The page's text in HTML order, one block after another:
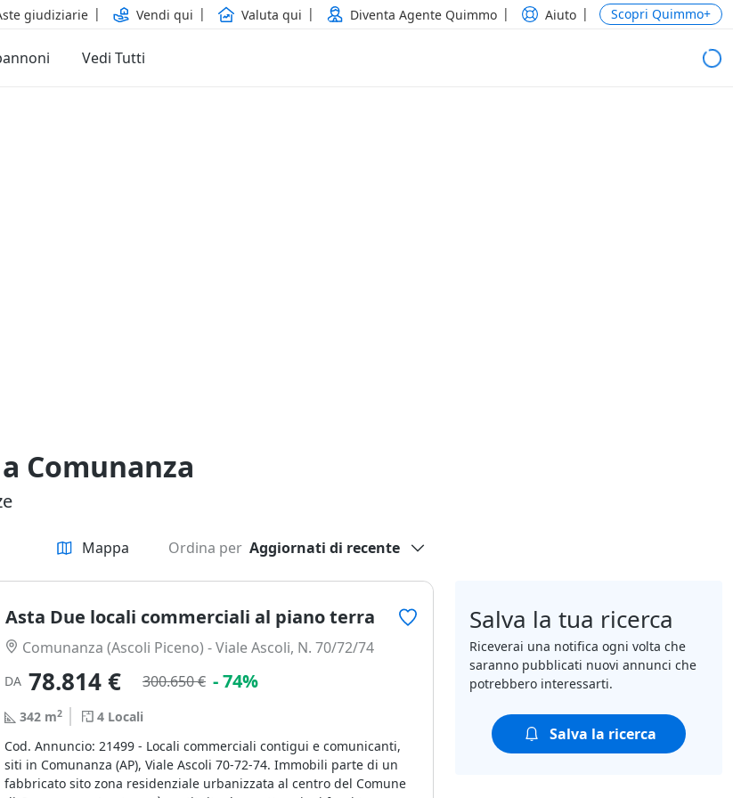
giudiziarie Vendi qui Valuta qui Diventa Agente Quimmo Aiuto Scopri Quimmo+
Vedi Tutti
Comunanza
Mappa Ordina per Aggiornati di recente
Asta Due locali commerciali al piano terra
Comunanza (Ascoli Piceno) - Viale Ascoli, N. 70/72/74
DA 78.814 € 300.650 € - 74%
342 m2 4 Locali
Cod. Annuncio: 21499 - Locali commerciali contigui e comunicanti,
siti in Comunanza (AP), Viale Ascoli 70-72-74. Immobili parte di un
fabbricato sito zona residenziale urbanizzata al centro del Comune
Salva la tua ricerca
Riceverai una notifica ogni volta che
saranno pubblicati nuovi annunci che
potrebbero interessarti.
Salva la ricerca